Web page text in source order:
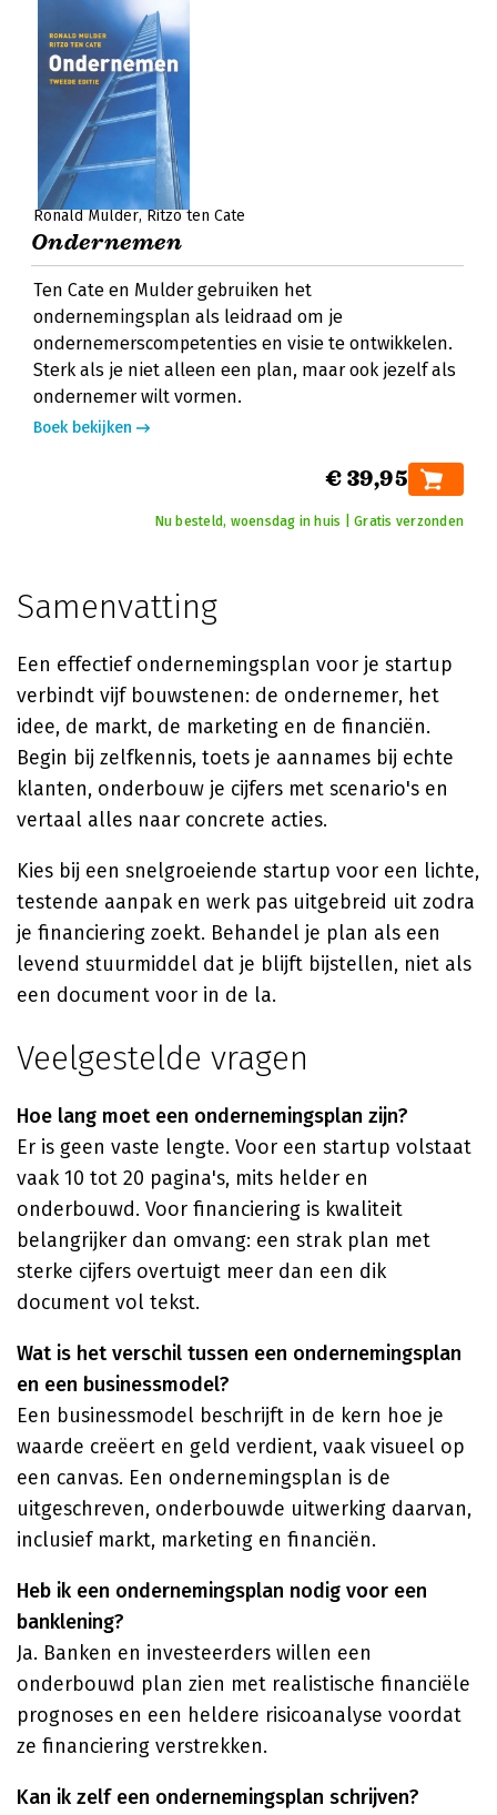
Ronald Mulder Ritzo ten Cate
Ondernemen
Ten Cate en Mulder gebruiken het
ondernemingsplan als leidraad om je
ondernemerscompetenties en visie te ontwikkelen.
Sterk als je niet alleen een plan, maar ook jezelf als
ondernemer wilt vormen.
Boek bekijken
€ 39,95
Nu besteld, woensdag in huis | Gratis verzonden
Samenvatting
Een effectief ondernemingsplan voor je startup
verbindt vijf bouwstenen: de ondernemer, het
idee, de markt, de marketing en de financiën.
Begin bij zelfkennis, toets je aannames bij echte
klanten, onderbouw je cijfers met scenario's en
vertaal alles naar concrete acties.
Kies bij een snelgroeiende startup voor een lichte,
testende aanpak en werk pas uitgebreid uit zodra
je financiering zoekt. Behandel je plan als een
levend stuurmiddel dat je blijft bijstellen, niet als
een document voor in de la.
Veelgestelde vragen
Hoe lang moet een ondernemingsplan zijn?
Er is geen vaste lengte. Voor een startup volstaat
vaak 10 tot 20 pagina's, mits helder en
onderbouwd. Voor financiering is kwaliteit
belangrijker dan omvang: een strak plan met
sterke cijfers overtuigt meer dan een dik
document vol tekst.
Wat is het verschil tussen een ondernemingsplan
en een businessmodel?
Een businessmodel beschrijft in de kern hoe je
waarde creëert en geld verdient, vaak visueel op
een canvas. Een ondernemingsplan is de
uitgeschreven, onderbouwde uitwerking daarvan,
inclusief markt, marketing en financiën.
Heb ik een ondernemingsplan nodig voor een
banklening?
Ja. Banken en investeerders willen een
onderbouwd plan zien met realistische financiële
prognoses en een heldere risicoanalyse voordat
ze financiering verstrekken.
Kan ik zelf een ondernemingsplan schrijven?